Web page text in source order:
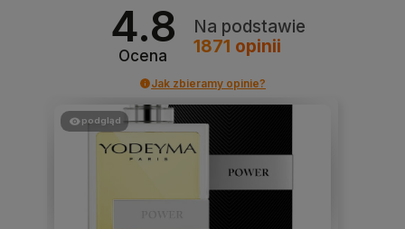
4.8
Ocena
Na podstawie
1871 opinii
Jak zbieramy opinie?
podgląd